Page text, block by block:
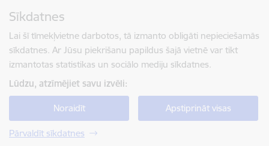
Sīkdatnes
Lai šī tīmekļvietne darbotos, tā izmanto obligāti nepieciešamās
sīkdatnes. Ar Jūsu piekrišanu papildus šajā vietnē var tikt
izmantotas statistikas un sociālo mediju sīkdatnes.
Lūdzu, atzīmējiet savu izvēli:
Noraidīt Apstiprināt visas
Pārvaldīt sīkdatnes